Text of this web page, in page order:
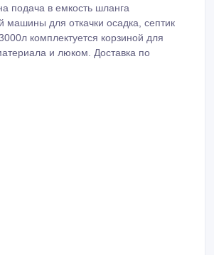
подача в емкость шланга
машины для откачки осадка, септик
комплектуется корзиной для
и люком. Доставка по